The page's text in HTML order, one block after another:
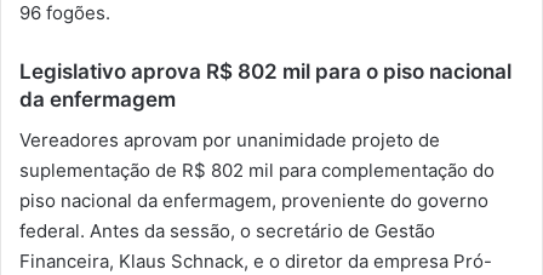
96 fogões.
Legislativo aprova R$ 802 mil para o piso nacional
da enfermagem
Vereadores aprovam por unanimidade projeto de
suplementação de R$ 802 mil para complementação do
piso nacional da enfermagem, proveniente do governo
federal. Antes da sessão, o secretário de Gestão
Financeira, Klaus Schnack, e o diretor da empresa Pró-